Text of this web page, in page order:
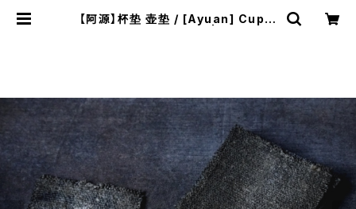
【阿源】杯垫 壶垫 / [Ayuan] Cup c